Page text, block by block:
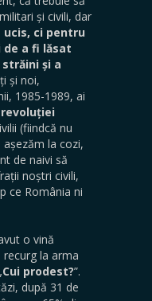
și civili, dar
ucis, ci pentru
de a fi lăsat
și a
și noi,
1985-1989, ai
revoluției
(fiindcă nu
la cozi,
de naivi să
noștri civili,
ce România ni
o vină
la arma
Cui prodest?”.
după 31 de